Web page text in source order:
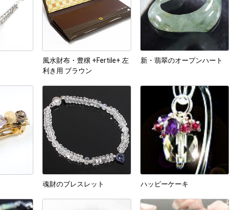
風水財布・豊穣 +Fertile+ 左
利き用 ブラウン
新・翡翠のオープンハート
魂財のブレスレット ハッピーケーキ